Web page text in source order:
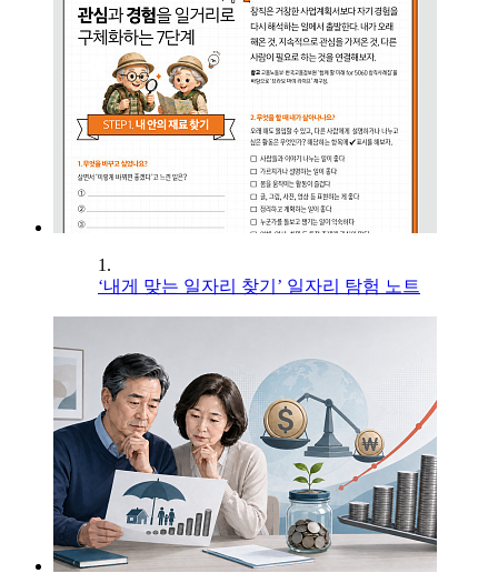
1.
‘내게 맞는 일자리 찾기’ 일자리 탐험 노트